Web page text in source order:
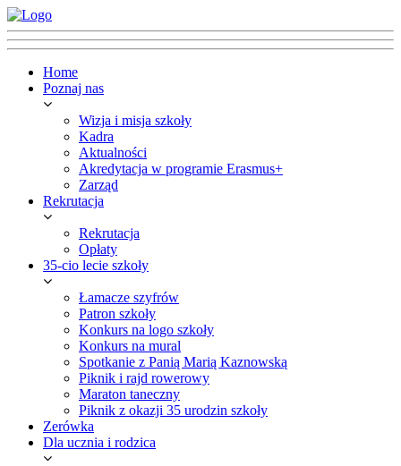
Home
Poznaj nas
Wizja i misja szkoły
Kadra
Aktualności
Akredytacja w programie Erasmus+
Zarząd
Rekrutacja
Rekrutacja
Opłaty
35-cio lecie szkoły
Łamacze szyfrów
Patron szkoły
Konkurs na logo szkoły
Konkurs na mural
Spotkanie z Panią Marią Kaznowską
Piknik i rajd rowerowy
Maraton taneczny
Piknik z okazji 35 urodzin szkoły
Zerówka
Dla ucznia i rodzica